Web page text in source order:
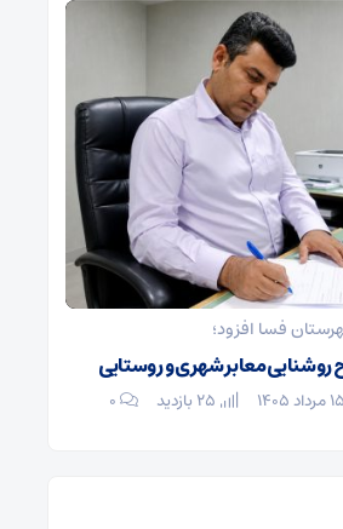
فسا افزود؛
معابر شهری و روستایی
۰